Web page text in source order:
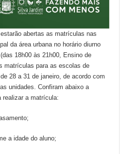
abertas as matrículas nas
da área urbana no horário diurno
18h00 às 21h00, Ensino de
matrículas para as escolas de
28 a 31 de janeiro, de acordo com
unidades. Confiram abaixo a
realizar a matrícula:
a idade do aluno;